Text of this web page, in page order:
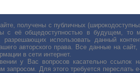
получены с публичных
с её общедоступностью в будущем, то
разрешающих использовать данный
авторского права. Все данные на
в сети интернет.
у Вас вопросов касательно
Для этого требуется переслать